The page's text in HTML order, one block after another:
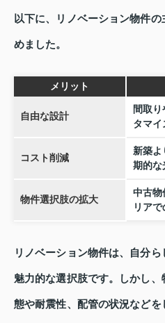
以下に、リノベーション物件
めました。
メリット
自由な設計
間取
タマイ
コスト削減
新築よ
期的な
物件選択肢の拡大
中古物
リアで
リノベーション物件は、自分
魅力的な選択肢です。しかし
態や耐震性、配管の状況など